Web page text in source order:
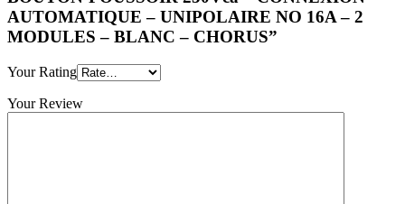
AUTOMATIQUE – UNIPOLAIRE NO 16A – 2
MODULES – BLANC – CHORUS”
Your Rating
Your Review